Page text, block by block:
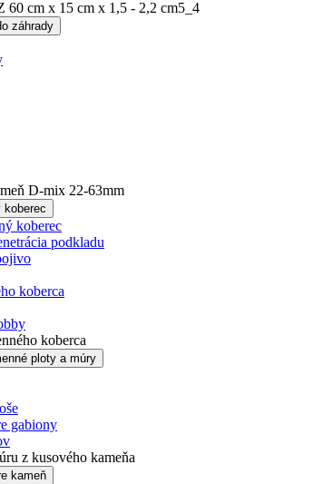
záhrady
koberec
koberec
podkladu
koberca
ploty a múry
gabiony
kameň